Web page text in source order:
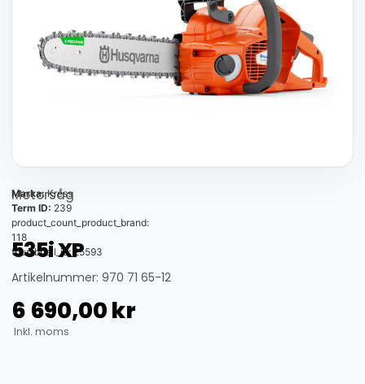
Motorsåg
Marka:Kress
Term ID: 239
product_count_product_brand:
118
thumbnail_id: 25593
535i XP
Artikelnummer: 970 71 65-12
6 690,00kr
Inkl. moms